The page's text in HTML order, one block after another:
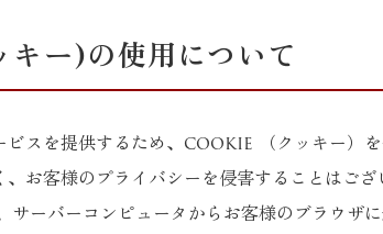
ー)の使用について
ビスを提供するため、cookie （クッキー）
お客様のプライバシーを侵害することはござ
バーコンピュータからお客様のブラウザ